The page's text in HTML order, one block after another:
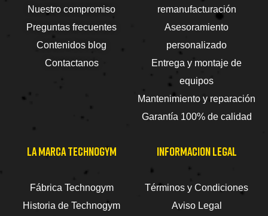
Nuestro compromiso
Preguntas frecuentes
Contenidos blog
Contactanos
remanufacturación
Asesoramiento
personalizado
Entrega y montaje de
equipos
Mantenimiento y reparación
Garantía 100% de calidad
LA MARCA TECHNOGYM
Fábrica Technogym
Historia de Technogym
INFORMACION LEGAL
Términos y Condiciones
Aviso Legal